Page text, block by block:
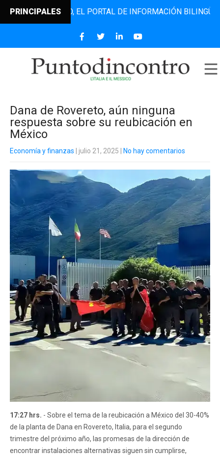
PRINCIPALESEL PORTAL DE INFORMACIÓN BILINGÜE QUE
Dana de Rovereto, aún ninguna
respuesta sobre su reubicación en
México
Economía y finanzas | julio 21, 2025 No hay comentarios
17:27 hrs. - Sobre el tema de la reubicación a México del 30-40%
de la planta de Dana en Rovereto, Italia, para el segundo
trimestre del próximo año, las promesas de la dirección de
encontrar instalaciones alternativas siguen sin cumplirse,